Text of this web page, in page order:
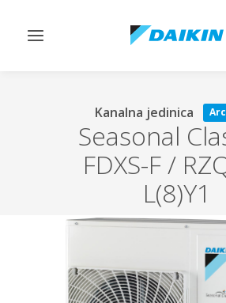
Toggle
Kanalna jedinica
Seasonal
FDXS-F /
L(8)Y1